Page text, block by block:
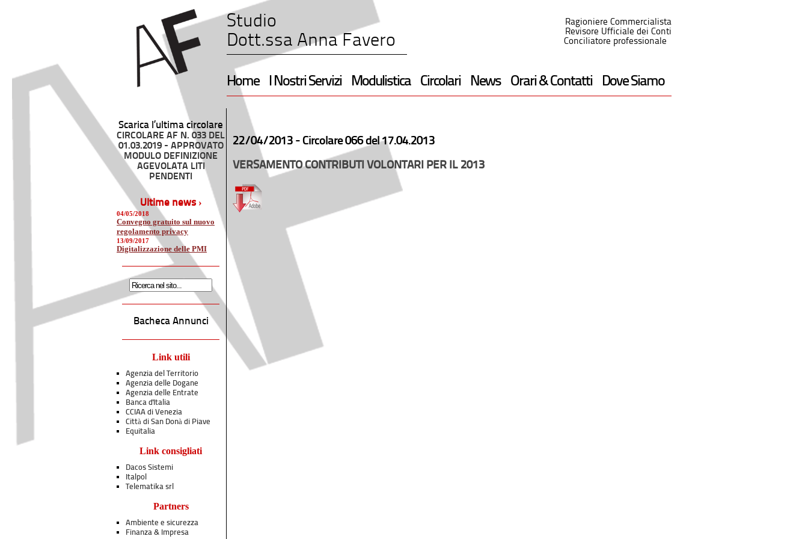
Studio
Dott.ssa Anna Favero
Ragioniere Commercialista
Revisore Ufficiale dei Conti
Conciliatore professionale
Home I Nostri Servizi Modulistica Circolari News Orari & Contatti Dove Siamo
Scarica l’ultima circolare
CIRCOLARE AF N. 033 DEL
01.03.2019 - APPROVATO
MODULO DEFINIZIONE
AGEVOLATA LITI
PENDENTI
Ultime news ›
04/05/2018
Convegno gratuito sul nuovo
regolamento privacy
13/09/2017
Digitalizzazione delle PMI
Bacheca Annunci
Link utili
Agenzia del Territorio
Agenzia delle Dogane
Agenzia delle Entrate
Banca d'Italia
CCIAA di Venezia
Città di San Donà di Piave
Equitalia
Link consigliati
Dacos Sistemi
Italpol
Telematika srl
Partners
Ambiente e sicurezza
Finanza & Impresa
22/04/2013 - Circolare 066 del 17.04.2013
VERSAMENTO CONTRIBUTI VOLONTARI PER IL 2013